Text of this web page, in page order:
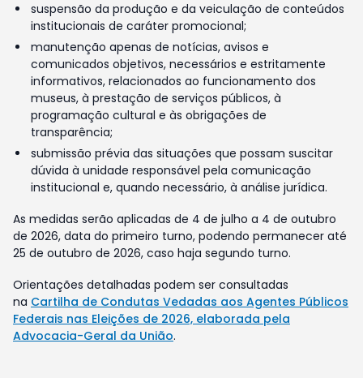
suspensão da produção e da veiculação de conteúdos
institucionais de caráter promocional;
manutenção apenas de notícias, avisos e
comunicados objetivos, necessários e estritamente
informativos, relacionados ao funcionamento dos
museus, à prestação de serviços públicos, à
programação cultural e às obrigações de
transparência;
submissão prévia das situações que possam suscitar
dúvida à unidade responsável pela comunicação
institucional e, quando necessário, à análise jurídica.
As medidas serão aplicadas de 4 de julho a 4 de outubro
de 2026, data do primeiro turno, podendo permanecer até
25 de outubro de 2026, caso haja segundo turno.
Orientações detalhadas podem ser consultadas
na Cartilha de Condutas Vedadas aos Agentes Públicos
Federais nas Eleições de 2026, elaborada pela
Advocacia-Geral da União.